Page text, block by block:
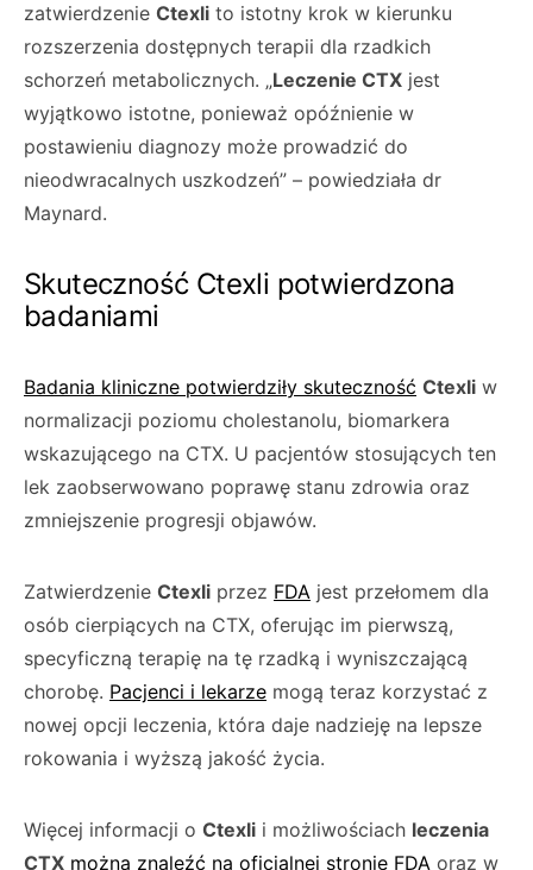
zatwierdzenie Ctexli to istotny krok w kierunku
rozszerzenia dostępnych terapii dla rzadkich
schorzeń metabolicznych. „Leczenie CTX jest
wyjątkowo istotne, ponieważ opóźnienie w
postawieniu diagnozy może prowadzić do
nieodwracalnych uszkodzeń” – powiedziała dr
Maynard.
Skuteczność Ctexli potwierdzona
badaniami
Badania kliniczne potwierdziły skuteczność Ctexli w
normalizacji poziomu cholestanolu, biomarkera
wskazującego na CTX. U pacjentów stosujących ten
lek zaobserwowano poprawę stanu zdrowia oraz
zmniejszenie progresji objawów.
Zatwierdzenie Ctexli przez FDA jest przełomem dla
osób cierpiących na CTX, oferując im pierwszą,
specyficzną terapię na tę rzadką i wyniszczającą
chorobę. Pacjenci i lekarze mogą teraz korzystać z
nowej opcji leczenia, która daje nadzieję na lepsze
rokowania i wyższą jakość życia.
Więcej informacji o Ctexli i możliwościach leczenia
CTX można znaleźć na oficjalnej stronie FDA oraz w